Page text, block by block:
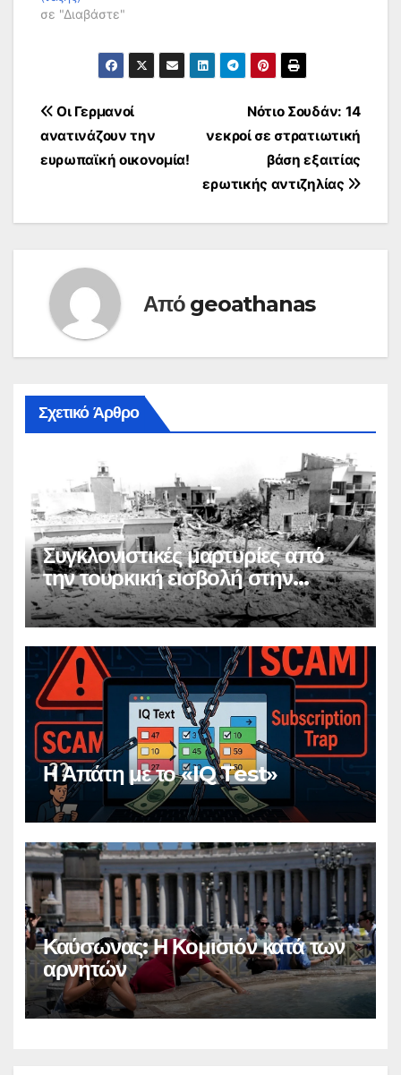
σε "Διαβάστε"
Πλοήγηση
άρθρων
Νότιο Σουδάν: 14
νεκροί σε στρατιωτική
βάση εξαιτίας
ερωτικής αντιζηλίας
Οι Γερμανοί
ανατινάζουν την
ευρωπαϊκή οικονομία!
Από geoathanas
Σχετικό Άρθρο
Συγκλονιστικές μαρτυρίες από
την τουρκική εισβολή στην
Κύπρο
Η Απάτη με το «IQ Test»
Καύσωνας: Η Κομισιόν κατά των
αρνητών